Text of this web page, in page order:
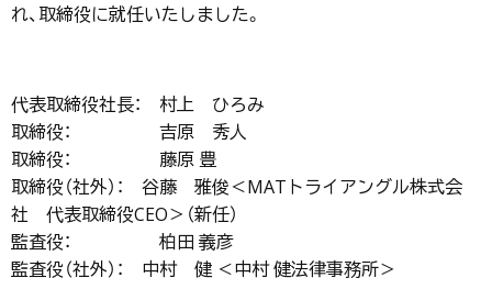
れ、取締役に就任いたしました。
代表取締役社長： 村上 ひろみ
取締役： 吉原 秀人
取締役： 藤原 豊
取締役（社外）： 谷藤 雅俊＜MATトライアングル株式会
社 代表取締役CEO＞（新任）
監査役： 柏田 義彦
監査役（社外）： 中村 健 ＜中村 健法律事務所＞